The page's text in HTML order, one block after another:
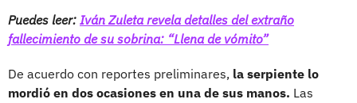
Puedes leer: Iván Zuleta revela detalles del extraño
fallecimiento de su sobrina: “Llena de vómito”
De acuerdo con reportes preliminares, la serpiente lo
mordió en dos ocasiones en una de sus manos. Las